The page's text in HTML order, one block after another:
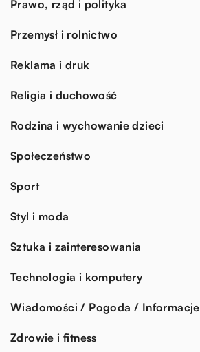
Prawo, rząd i polityka
Przemysł i rolnictwo
Reklama i druk
Religia i duchowość
Rodzina i wychowanie dzieci
Społeczeństwo
Sport
Styl i moda
Sztuka i zainteresowania
Technologia i komputery
Wiadomości / Pogoda / Informacje
Zdrowie i fitness